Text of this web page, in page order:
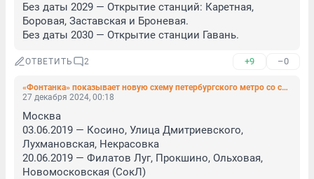
Без даты 2029 — Открытие станций: Каретная,
Боровая, Заставская и Броневая.
Без даты 2030 — Открытие станции Гавань.
ОТВЕТИТЬ 2 +9 –0
«Фонтанка» показывает новую схему петербургского метро со станцией «Горный институт»
27 декабря 2024, 00:18
Москва
03.06.2019 — Косино, Улица Дмитриевского,
Лухмановская, Некрасовка
20.06.2019 — Филатов Луг, Прокшино, Ольховая,
Новомосковская (СокЛ)